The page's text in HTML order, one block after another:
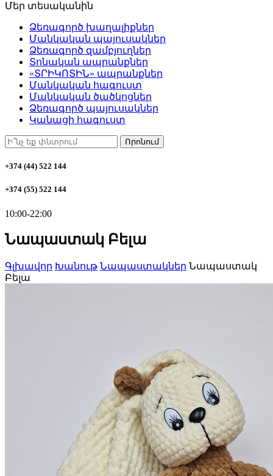
Մեր տեսականին
Ձեռագործ խաղալիքներ
Մանկական պայուսակներ
Ձեռագործ զամբյուղներ
Տոնական ապրանքներ
«ՏՐԻԿՈՏԻՆ» ապրանքներ
Մանկական հագուստ
Մանկական ծածկոցներ
Ձեռագործ պայուսակներ
Կանացի հագուստ
Որոնում
+374 (44) 522 144
+374 (55) 522 144
10:00-22:00
Նապաստակ Բելա
Գլխավոր Խանութ Նապաստակներ Նապաստակ
Բելա